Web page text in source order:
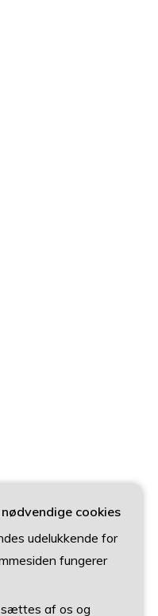
cookies
udelukkende for
fungerer
sættes af os og